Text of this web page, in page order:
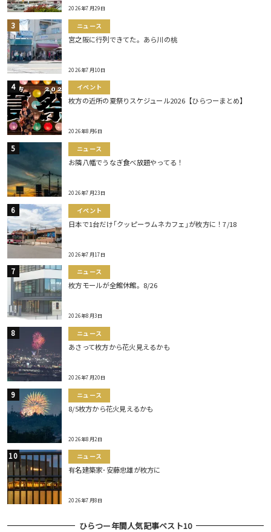
2026年7月29日
ニュース
宮之阪に行列できてた。あら川の桃
2026年7月10日
イベント
枚方の近所の夏祭りスケジュール2026【ひらつーまとめ】
2026年8月6日
ニュース
お隣八幡でうなぎ食べ放題やってる！
2026年7月23日
イベント
日本で1台だけ｢クッピーラムネカフェ｣が枚方に！7/18
2026年7月17日
ニュース
枚方モールが全館休館。8/26
2026年8月3日
ニュース
あさって枚方から花火見えるかも
2026年7月20日
ニュース
8/5枚方から花火見えるかも
2026年8月2日
ニュース
有名建築家･安藤忠雄が枚方に
2026年7月8日
ひらつー年間人気記事ベスト10